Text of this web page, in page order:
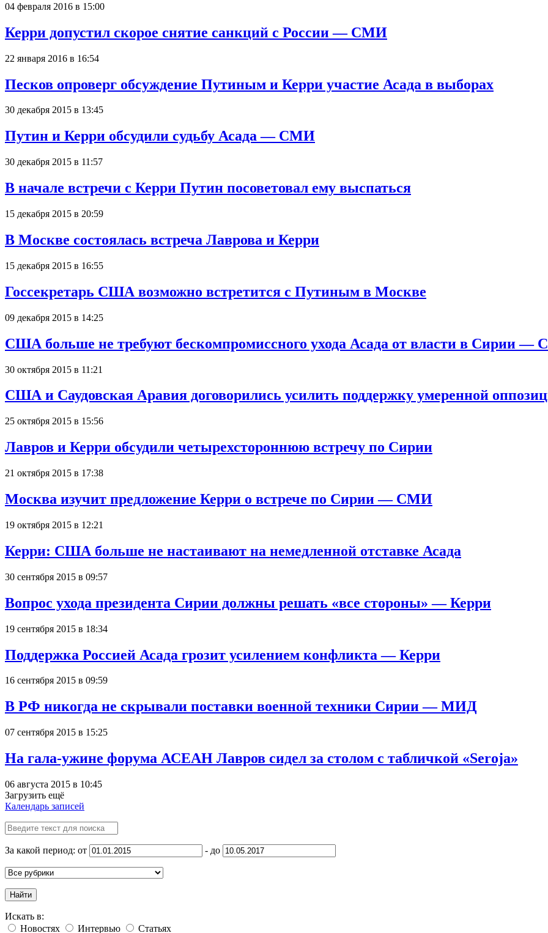
04 февраля 2016 в 15:00
Керри допустил скорое снятие санкций с России — СМИ
22 января 2016 в 16:54
Песков опроверг обсуждение Путиным и Керри участие Асада в выборах
30 декабря 2015 в 13:45
Путин и Керри обсудили судьбу Асада — СМИ
30 декабря 2015 в 11:57
В начале встречи с Керри Путин посоветовал ему выспаться
15 декабря 2015 в 20:59
В Москве состоялась встреча Лаврова и Керри
15 декабря 2015 в 16:55
Госсекретарь США возможно встретится с Путиным в Москве
09 декабря 2015 в 14:25
США больше не требуют бескомпромиссного ухода Асада от власти в Сирии
30 октября 2015 в 11:21
США и Саудовская Аравия договорились усилить поддержку умеренной
25 октября 2015 в 15:56
Лавров и Керри обсудили четырехстороннюю встречу по Сирии
21 октября 2015 в 17:38
Москва изучит предложение Керри о встрече по Сирии — СМИ
19 октября 2015 в 12:21
Керри: США больше не настаивают на немедленной отставке Асада
30 сентября 2015 в 09:57
Вопрос ухода президента Сирии должны решать «все стороны» — Керри
19 сентября 2015 в 18:34
Поддержка Россией Асада грозит усилением конфликта — Керри
16 сентября 2015 в 09:59
В РФ никогда не скрывали поставки военной техники Сирии — МИД
07 сентября 2015 в 15:25
На гала-ужине форума АСЕАН Лавров сидел за столом с табличкой «Seroja»
06 августа 2015 в 10:45
Загрузить ещё
Календарь записей
За какой период: от - до
Найти
Искать в:
Новостях
Интервью Статьях